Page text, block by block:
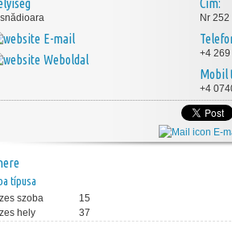
E-mail
Weboldal
Cím:
Nr 252
+4
Mobil
+4
E-
típusa
szoba
15
hely
37